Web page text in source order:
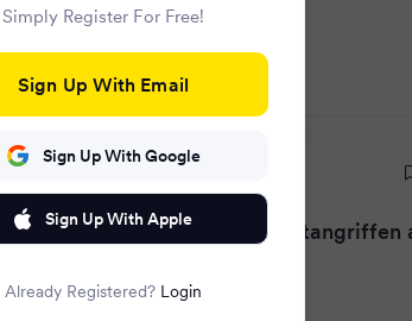
Pakistan reagiert mit Luftangriffen
Simply Register For Free!
Sign Up With Email
Sign Up With Google
Sign Up With Apple
Already Registered? Login